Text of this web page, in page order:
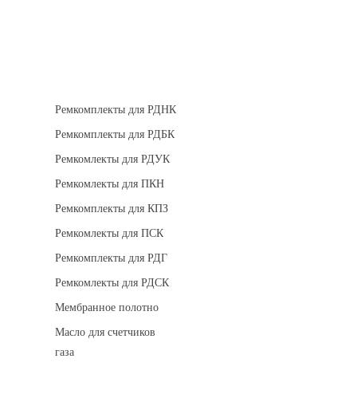
Ремкомплекты для РДНК
Ремкомплекты для РДБК
Ремкомлекты для РДУК
Ремкомлекты для ПКН
Ремкомплекты для КПЗ
Ремкомлекты для ПСК
Ремкомплекты для РДГ
Ремкомлекты для РДСК
Мембранное полотно
Масло для счетчиков
газа